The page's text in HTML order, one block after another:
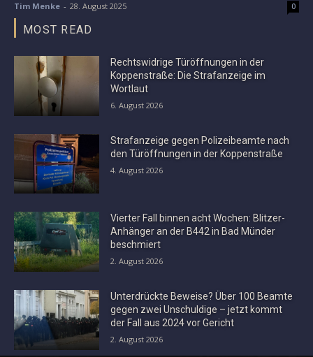
Tim Menke - 28. August 2025 0
MOST READ
Rechtswidrige Türöffnungen in der
Koppenstraße: Die Strafanzeige im
Wortlaut
6. August 2026
Strafanzeige gegen Polizeibeamte nach
den Türöffnungen in der Koppenstraße
4. August 2026
Vierter Fall binnen acht Wochen: Blitzer-
Anhänger an der B442 in Bad Münder
beschmiert
2. August 2026
Unterdrückte Beweise? Über 100 Beamte
gegen zwei Unschuldige – jetzt kommt
der Fall aus 2024 vor Gericht
2. August 2026